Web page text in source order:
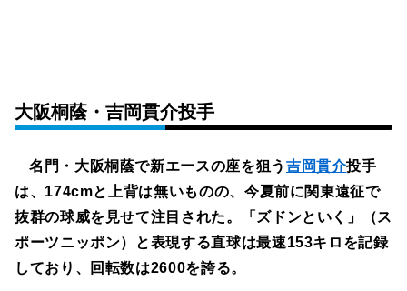
大阪桐蔭・吉岡貫介投手
名門・大阪桐蔭で新エースの座を狙う 吉岡貫介投手
は、174cmと上背は無いものの、今夏前に関東遠征で
抜群の球威を見せて注目された。「ズドンといく」（ス
ポーツニッポン）と表現する直球は最速153キロを記録
しており、回転数は2600を誇る。